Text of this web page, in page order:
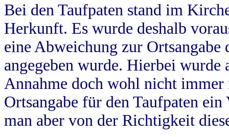
Bei den Taufpaten stand im
Herkunft. Es wurde deshalb
eine Abweichung zur
angegeben wurde. Hierbei wurde
Annahme doch wohl nicht
Ortsangabe für den Taufpaten
man aber von der Richtigkeit